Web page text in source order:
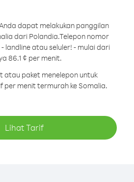
dapat melakukan panggilan
dari Polandia.Telepon nomor
landline atau seluler! - mulai dari
86.1 ¢ per menit.
atau paket menelepon untuk
per menit termurah ke Somalia.
Lihat Tarif